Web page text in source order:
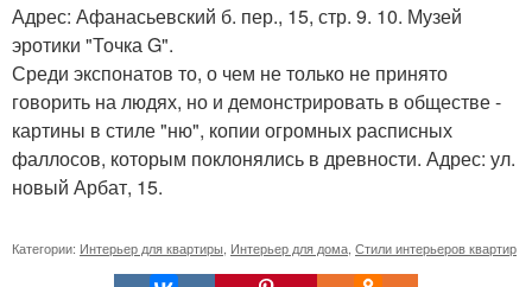
Адрес: Афанасьевский б. пер., 15, стр. 9. 10. Музей
эротики "Точка G".
Среди экспонатов то, о чем не только не принято
говорить на людях, но и демонстрировать в обществе -
картины в стиле "ню", копии огромных расписных
фаллосов, которым поклонялись в древности. Адрес: ул.
новый Арбат, 15.
Категории: Интерьер для квартиры Интерьер для дома Стили интерьеров квартир